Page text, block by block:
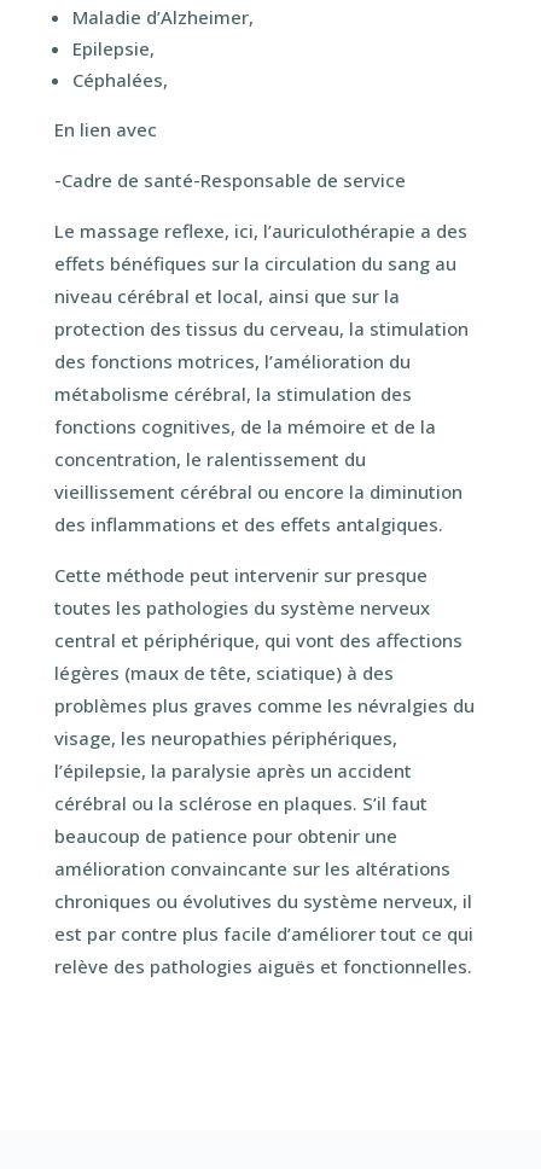
Maladie d’Alzheimer,
Epilepsie,
Céphalées,
En lien avec
-Cadre de santé-Responsable de service
Le massage reflexe, ici, l’auriculothérapie a des
effets bénéfiques sur la circulation du sang au
niveau cérébral et local, ainsi que sur la
protection des tissus du cerveau, la stimulation
des fonctions motrices, l’amélioration du
métabolisme cérébral, la stimulation des
fonctions cognitives, de la mémoire et de la
concentration, le ralentissement du
vieillissement cérébral ou encore la diminution
des inflammations et des effets antalgiques.
Cette méthode peut intervenir sur presque
toutes les pathologies du système nerveux
central et périphérique, qui vont des affections
légères (maux de tête, sciatique) à des
problèmes plus graves comme les névralgies du
visage, les neuropathies périphériques,
l’épilepsie, la paralysie après un accident
cérébral ou la sclérose en plaques. S’il faut
beaucoup de patience pour obtenir une
amélioration convaincante sur les altérations
chroniques ou évolutives du système nerveux, il
est par contre plus facile d’améliorer tout ce qui
relève des pathologies aiguës et fonctionnelles.